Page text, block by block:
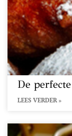
De
LEES VERDER »